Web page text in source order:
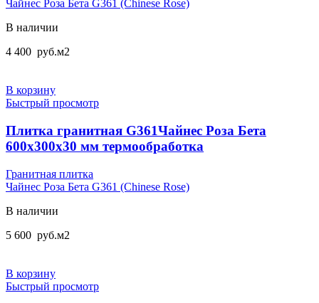
Чайнес Роза Бета G361 (Chinese Rose)
В наличии
4 400 руб.м2
В корзину
Быстрый просмотр
Плитка гранитная G361Чайнес Роза Бета
600x300x30 мм термообработка
Гранитная плитка
Чайнес Роза Бета G361 (Chinese Rose)
В наличии
5 600 руб.м2
В корзину
Быстрый просмотр